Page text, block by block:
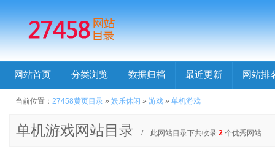
网站首页 分类浏览 数据归档 最近更新 网站排
当前位置： 27458黄页目录 » 娱乐休闲 » 游戏 » 单机游戏
单机游戏网站目录 / 此网站目录下共收录 2 个优秀网站